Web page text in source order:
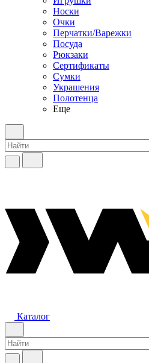
Носки
Очки
Перчатки/Варежки
Посуда
Рюкзаки
Сертификаты
Сумки
Украшения
Полотенца
Еще
Каталог